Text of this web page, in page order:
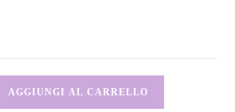
AGGIUNGI AL CARRELLO